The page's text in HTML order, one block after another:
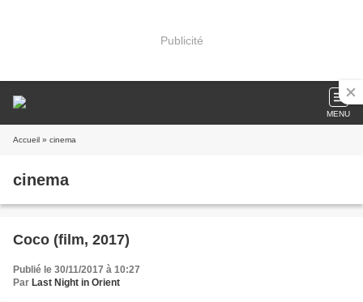
Publicité
MENU
Accueil » cinema
cinema
Coco (film, 2017)
Publié le 30/11/2017 à 10:27
Par Last Night in Orient